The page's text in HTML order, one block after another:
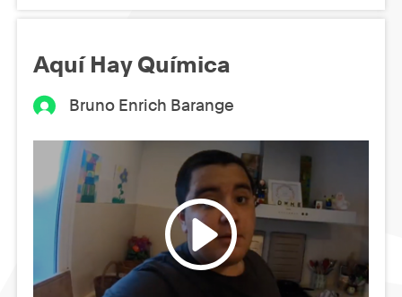
Aquí Hay Química
Bruno Enrich Barange